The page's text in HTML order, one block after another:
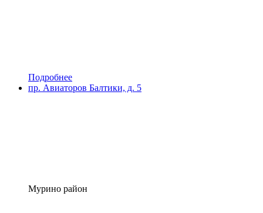
Подробнее
пр. Авиаторов Балтики, д. 5
Мурино район